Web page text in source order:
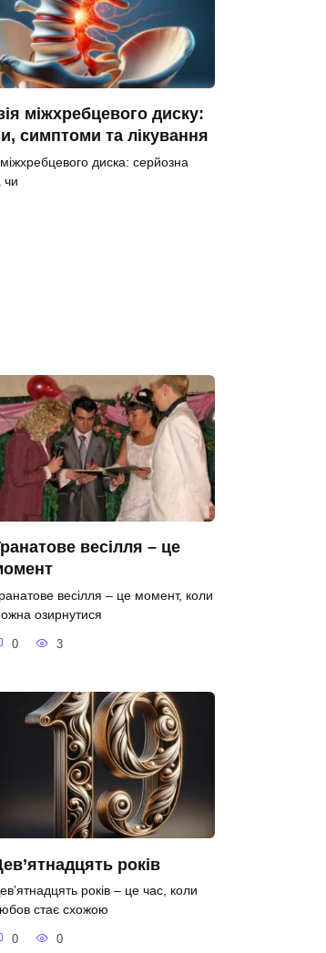
міжхребцевого диску:
симптоми та лікування
міжхребцевого диска: серйозна
чи
весілля – це
весілля – це момент, коли
озирнутися
0 3
років
років – це час, коли
стає схожою
0 0